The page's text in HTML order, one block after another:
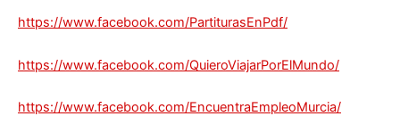
https://www.facebook.com/PartiturasEnPdf/
https://www.facebook.com/QuieroViajarPorElMundo/
https://www.facebook.com/EncuentraEmpleoMurcia/